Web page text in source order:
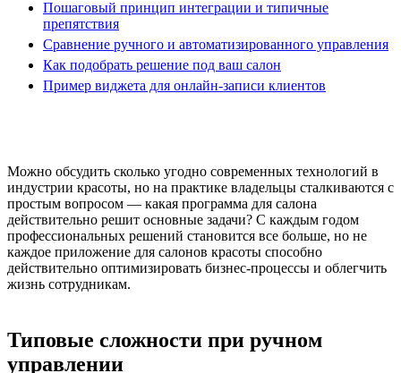
Пошаговый принцип интеграции и типичные
препятствия
Сравнение ручного и автоматизированного управления
Как подобрать решение под ваш салон
Пример виджета для онлайн-записи клиентов
Можно обсудить сколько угодно современных технологий в
индустрии красоты, но на практике владельцы сталкиваются с
простым вопросом — какая программа для салона
действительно решит основные задачи? С каждым годом
профессиональных решений становится все больше, но не
каждое приложение для салонов красоты способно
действительно оптимизировать бизнес-процессы и облегчить
жизнь сотрудникам.
Типовые сложности при ручном
управлении